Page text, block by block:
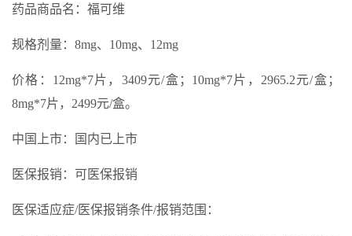
药品商品名：福可维
规格剂量：8mg、10mg、12mg
价格：12mg*7片，3409元/盒；10mg*7片，2965.2元/盒；
8mg*7片，2499元/盒。
中国上市：国内已上市
医保报销：可医保报销
医保适应症/医保报销条件/报销范围：